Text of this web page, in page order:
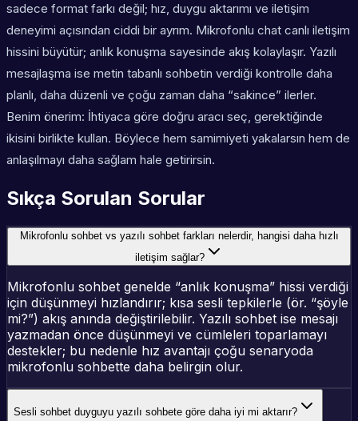
sadece format farkı değil; hız, duygu aktarımı ve iletişim
deneyimi açısından ciddi bir ayrım. Mikrofonlu chat canlı iletişim
hissini büyütür; anlık konuşma sayesinde akış kolaylaşır. Yazılı
mesajlaşma ise metin tabanlı sohbetin verdiği kontrolle daha
planlı, daha düzenli ve çoğu zaman daha “sakince” ilerler.
Benim önerim: İhtiyaca göre doğru aracı seç, gerektiğinde
ikisini birlikte kullan. Böylece hem samimiyeti yakalarsın hem de
anlaşılmayı daha sağlam hale getirirsin.
Sıkça Sorulan Sorular
Mikrofonlu sohbet vs yazılı sohbet farkları nelerdir, hangisi daha hızlı
iletişim sağlar?
Mikrofonlu sohbet genelde “anlık konuşma” hissi verdiği
için düşünmeyi hızlandırır; kısa sesli tepkilerle (ör. “şöyle
mi?”) akış anında değiştirilebilir. Yazılı sohbet ise mesajı
yazmadan önce düşünmeyi ve cümleleri toparlamayı
destekler; bu nedenle hız avantajı çoğu senaryoda
mikrofonlu sohbette daha belirgin olur.
Sesli sohbet duyguyu yazılı sohbete göre daha iyi mi aktarır?